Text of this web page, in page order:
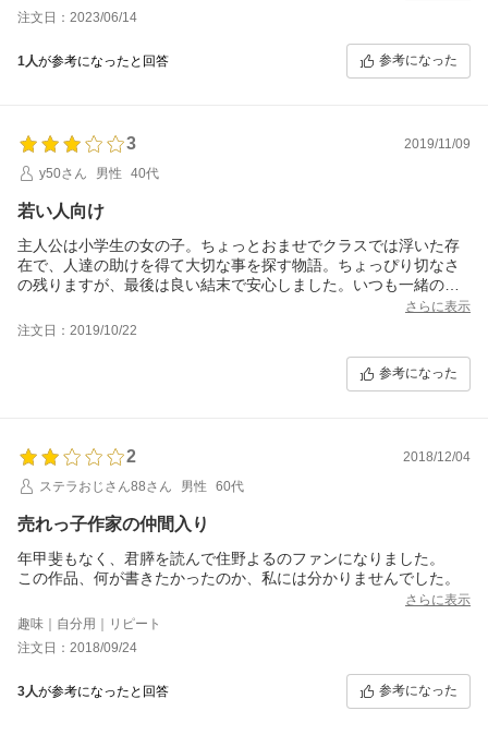
注文日：2023/06/14
1人が参考になったと回答 参考になった
3
2019/11/09
y50さん
男性 40代
若い人向け
主人公は小学生の女の子。ちょっとおませでクラスでは浮いた存
在で、人達の助けを得て大切な事を探す物語。ちょっぴり切なさ
の残りますが、最後は良い結末で安心しました。いつも一緒の友
達への表現が面白かったです。私の読んだ中では鏡の孤城とか好
きな人はお勧め出来ると思いますが、４０代のおじさんにはちょ
さらに表示
注文日：2019/10/22
参考になった
2
2018/12/04
ステラおじさん88さん
男性 60代
売れっ子作家の仲間入り
年甲斐もなく、君膵を読んで住野よるのファンになりました。
この作品、何が書きたかったのか、私には分かりませんでした。
さらに表示
趣味｜自分用｜リピート
注文日：2018/09/24
3人が参考になったと回答 参考になった